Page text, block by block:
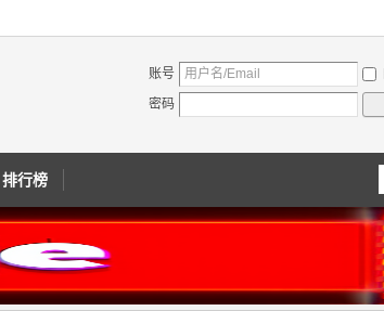
账号
密码
排行榜